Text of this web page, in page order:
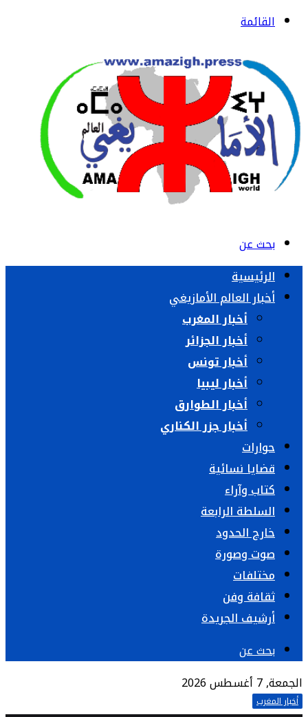
القائمة
بحث عن
الرئيسية
أخبار العالم الأمازيغي
أخبار المغرب
أخبار الجزائر
أخبار تونس
أخبار ليبيا
أخبار الطوارق
أخبار جزر الكناري
حوارات
قضايا نسائية
كتاب وآراء
السلطة الرابعة
خارج الحدود
صوت وصورة
مختلفات
ثقافة وفن
أرشيف الجريدة
بحث عن
الجمعة, 7 أغسطس 2026
أخبار المغرب